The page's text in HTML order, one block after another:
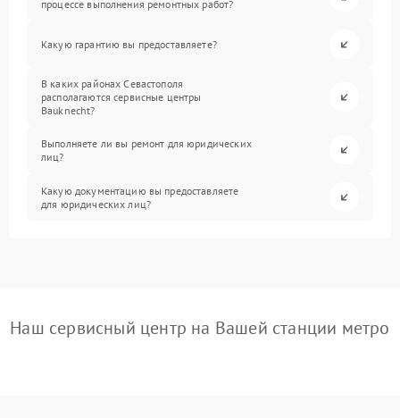
процессе выполнения ремонтных работ?
Какую гарантию вы предоставляете?
В каких районах Севастополя
располагаются сервисные центры
Bauknecht?
Выполняете ли вы ремонт для юридических
лиц?
Какую документацию вы предоставляете
для юридических лиц?
Наш сервисный центр на Вашей станции метро